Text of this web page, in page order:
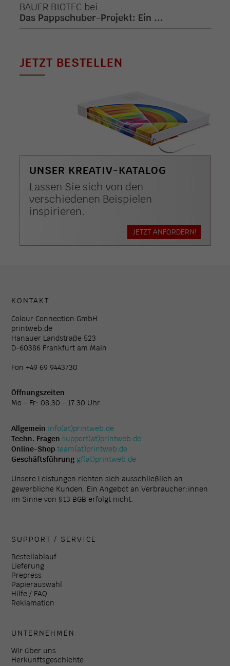
BAUER BIOTEC bei
Das Pappschuber-Projekt: Ein ...
JETZT BESTELLEN
UNSER KREATIV-KATALOG
Lassen Sie sich von den
verschiedenen Beispielen
inspirieren.
JETZT ANFORDERN!
KONTAKT
Colour Connection GmbH
printweb.de
Hanauer Landstraße 523
D-60386 Frankfurt am Main
Fon +49 69 9443730
Öffnungszeiten
Mo - Fr: 08.30 - 17.30 Uhr
Allgemein info(at)printweb.de
Techn. Fragen support(at)printweb.de
Online-Shop team(at)printweb.de
Geschäftsführung gf(at)printweb.de
Unsere Leistungen richten sich ausschließlich an
gewerbliche Kunden. Ein Angebot an Verbraucher:innen
im Sinne von § 13 BGB erfolgt nicht.
SUPPORT / SERVICE
Bestellablauf
Lieferung
Prepress
Papierauswahl
Hilfe / FAQ
Reklamation
UNTERNEHMEN
Wir über uns
Herkunftsgeschichte